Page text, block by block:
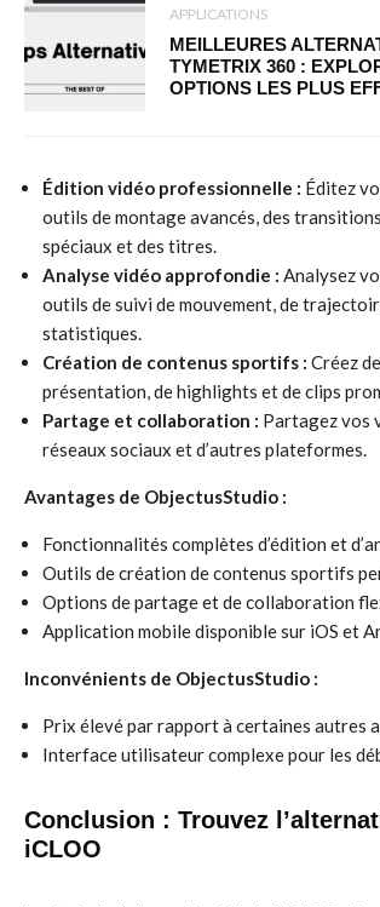
APPLICATIONS
MEILLEURES
TYMETRIX 360 :
OPTIONS LES PLUS
Édition vidéo professionnelle : Éditez
outils de montage avancés, des
spéciaux et des titres.
Analyse vidéo approfondie : Analysez
outils de suivi de mouvement, de
statistiques.
Création de contenus sportifs : Créez
présentation, de highlights et de clips
Partage et collaboration : Partagez vos
réseaux sociaux et d’autres plateformes.
Avantages de ObjectusStudio :
Fonctionnalités complètes d’édition et
Outils de création de contenus sportifs
Options de partage et de collaboration
Application mobile disponible sur iOS et
Inconvénients de ObjectusStudio :
Prix élevé par rapport à certaines autres
Interface utilisateur complexe pour les
Conclusion : Trouvez
iCLOO